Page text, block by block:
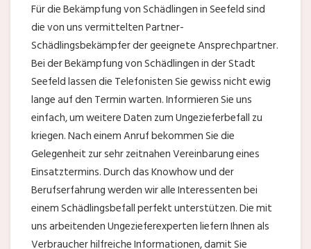
Für die Bekämpfung von Schädlingen in Seefeld sind
die von uns vermittelten Partner-
Schädlingsbekämpfer der geeignete Ansprechpartner.
Bei der Bekämpfung von Schädlingen in der Stadt
Seefeld lassen die Telefonisten Sie gewiss nicht ewig
lange auf den Termin warten. Informieren Sie uns
einfach, um weitere Daten zum Ungezieferbefall zu
kriegen. Nach einem Anruf bekommen Sie die
Gelegenheit zur sehr zeitnahen Vereinbarung eines
Einsatztermins. Durch das Knowhow und der
Berufserfahrung werden wir alle Interessenten bei
einem Schädlingsbefall perfekt unterstützen. Die mit
uns arbeitenden Ungezieferexperten liefern Ihnen als
Verbraucher hilfreiche Informationen, damit Sie